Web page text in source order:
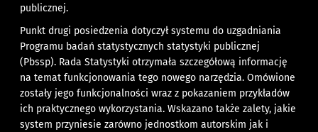
publicznej.
Punkt drugi posiedzenia dotyczył systemu do uzgadniania
Programu badań statystycznych statystyki publicznej
(Pbssp). Rada Statystyki otrzymała szczegółową informację
na temat funkcjonowania tego nowego narzędzia. Omówione
zostały jego funkcjonalności wraz z pokazaniem przykładów
ich praktycznego wykorzystania. Wskazano także zalety, jakie
system przyniesie zarówno jednostkom autorskim jak i